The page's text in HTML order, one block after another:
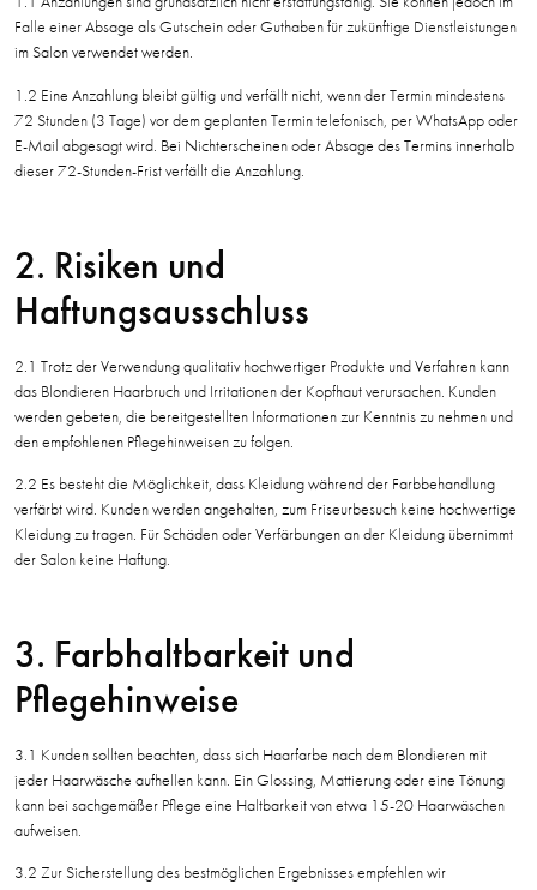
Falle einer Absage als Gutschein oder Guthaben für zukünftige Dienstleistungen
im Salon verwendet werden.
1.2 Eine Anzahlung bleibt gültig und verfällt nicht, wenn der Termin mindestens
72 Stunden (3 Tage) vor dem geplanten Termin telefonisch, per WhatsApp oder
E-Mail abgesagt wird. Bei Nichterscheinen oder Absage des Termins innerhalb
dieser 72-Stunden-Frist verfällt die Anzahlung.
2. Risiken und
Haftungsausschluss
2.1 Trotz der Verwendung qualitativ hochwertiger Produkte und Verfahren kann
das Blondieren Haarbruch und Irritationen der Kopfhaut verursachen. Kunden
werden gebeten, die bereitgestellten Informationen zur Kenntnis zu nehmen und
den empfohlenen Pflegehinweisen zu folgen.
2.2 Es besteht die Möglichkeit, dass Kleidung während der Farbbehandlung
verfärbt wird. Kunden werden angehalten, zum Friseurbesuch keine hochwertige
Kleidung zu tragen. Für Schäden oder Verfärbungen an der Kleidung übernimmt
der Salon keine Haftung.
3. Farbhaltbarkeit und
Pflegehinweise
3.1 Kunden sollten beachten, dass sich Haarfarbe nach dem Blondieren mit
jeder Haarwäsche aufhellen kann. Ein Glossing, Mattierung oder eine Tönung
kann bei sachgemäßer Pflege eine Haltbarkeit von etwa 15-20 Haarwäschen
aufweisen.
3.2 Zur Sicherstellung des bestmöglichen Ergebnisses empfehlen wir